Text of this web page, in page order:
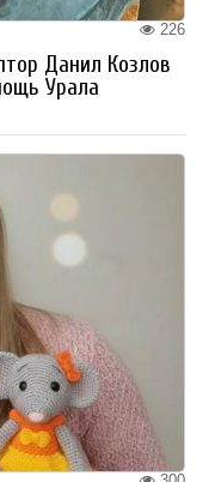
226
Данил Козлов
Урала